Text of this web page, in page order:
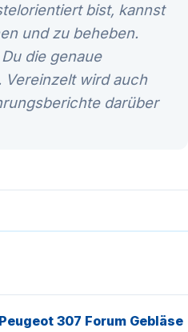
bist, kannst
und zu beheben.
die genaue
wird auch
darüber
Peugeot 307 Forum Gebläse